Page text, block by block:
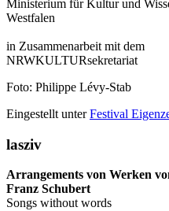
Ministerium für Kultur und
Westfalen
in Zusammenarbeit mit dem
NRWKULTURsekretariat
Foto: Philippe Lévy-Stab
Eingestellt unterFestival
lasziv
Arrangements von Werken
Franz Schubert
Songs without words